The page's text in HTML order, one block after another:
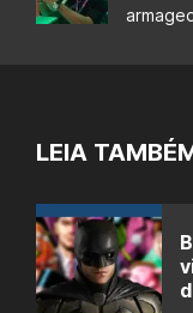
LEIA